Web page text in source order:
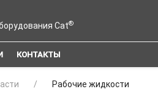
Cat®
КОНТАКТЫ
Рабочие жидкости